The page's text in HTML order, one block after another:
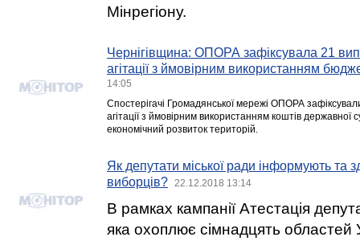
Мінрегіону.
Чернігівщина: ОПОРА зафіксувала 21
агітації з ймовірним використанням
14:05
Спостерігачі Громадянської мережі ОПОРА
агітації з ймовірним використанням коштів державної
економічний розвиток територій.
Як депутати міської ради інформують та
виборців?
22.12.2018 13:14
В рамках кампанії Атестація
яка охоплює сімнадцять областей